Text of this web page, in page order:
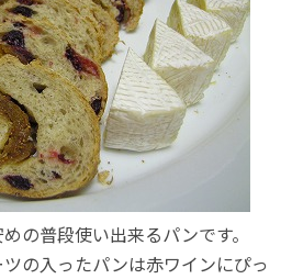
の普段使い出来るパンです。
の入ったパンは赤ワインにぴっ